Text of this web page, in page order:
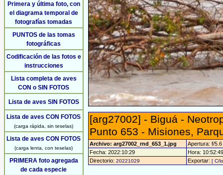
Primera y última foto, con
el diagrama temporal de
fotografías tomadas
PUNTOS de las tomas
fotográficas
Codificación de las fotos e
instrucciones
Lista completa de aves
CON o SIN FOTOS
Lista de aves SIN FOTOS
Lista de aves CON FOTOS
(carga rápida, sin teselas)
Lista de aves CON FOTOS
(carga lenta, con teselas)
PRIMERA foto agregada
de cada especie
[arg27002] - Biguá -
Punto 653 - Misiones,
Archivo: arg27002_rnd_653_1.jpg
Apertura: f/5.6
Fecha: 2022:10:29
Hora:
Directorio: 20221029 Exportar: [ C/